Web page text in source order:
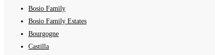
Bosio Family
Bosio Family Estates
Bourgogne
Castilla